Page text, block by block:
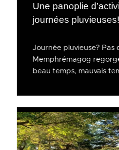
Une panoplie
journées pluvieuses!
Journée pluvieuse? Pas
Memphrémagog
beau temps, mauvais